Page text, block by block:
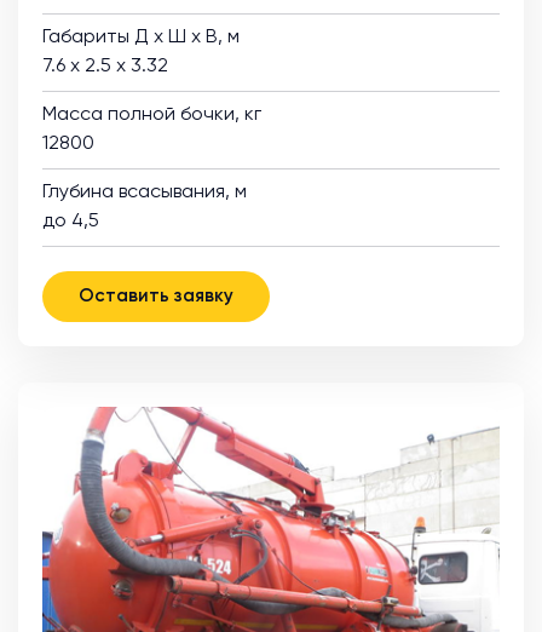
Габариты Д х Ш х В, м
7.6 х 2.5 х 3.32
Масса полной бочки, кг
12800
Глубина всасывания, м
до 4,5
Оставить заявку